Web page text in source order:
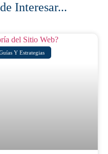
Interesar...
Y Estrategias